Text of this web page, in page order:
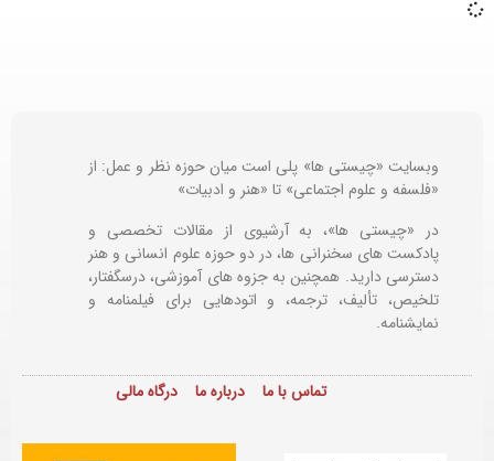
وبسایت «چیستی ها» پلی است میان حوزه نظر و عمل: از
«فلسفه و علوم اجتماعی» تا «هنر و ادبیات»
در «چیستی ها»، به آرشیوی از مقالات تخصصی و
پادکست های سخنرانی ها، در دو حوزه علوم انسانی و هنر
دسترسی دارید. همچنین به جزوه های آموزشی، درسگفتار،
تلخیص، تألیف، ترجمه، و اتودهایی برایفیلمنامه و
نمایشنامه.
تماس با ما درباره ما درگاه مالی